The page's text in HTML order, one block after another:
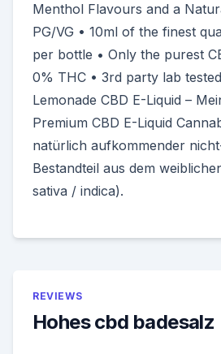
Menthol Flavours and a
PG/VG • 10ml of the finest
per bottle • Only the purest
0% THC • 3rd party lab
Lemonade CBD E-Liquid –
Premium CBD E-Liquid
natürlich aufkommender
Bestandteil aus dem
sativa / indica).
REVIEWS
Hohes cbd badesalz